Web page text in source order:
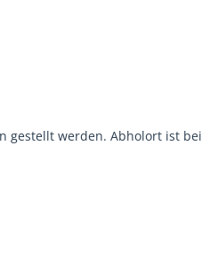
gestellt werden. Abholort ist